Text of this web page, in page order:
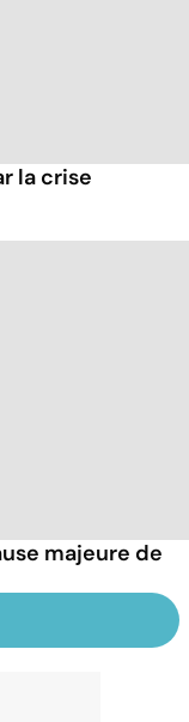
la crise
majeure de